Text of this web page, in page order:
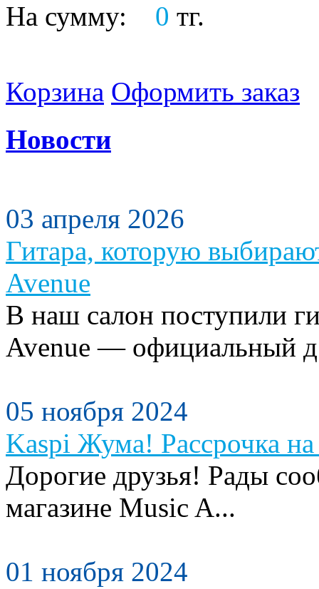
На сумму: 0 тг.
Корзина Оформить заказ
Новости
03 апреля 2026
Гитара, которую
Avenue
В наш салон поступили
Avenue — официальный
05 ноября 2024
Kaspi Жума! Рассрочка на
Дорогие друзья! Рады
магазине Music A...
01 ноября 2024